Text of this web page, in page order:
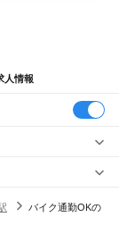
人情報
バイク通勤OKの